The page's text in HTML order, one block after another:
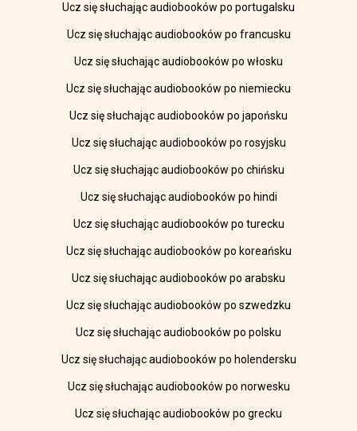
Ucz się słuchając audiobooków po portugalsku
Ucz się słuchając audiobooków po francusku
Ucz się słuchając audiobooków po włosku
Ucz się słuchając audiobooków po niemiecku
Ucz się słuchając audiobooków po japońsku
Ucz się słuchając audiobooków po rosyjsku
Ucz się słuchając audiobooków po chińsku
Ucz się słuchając audiobooków po hindi
Ucz się słuchając audiobooków po turecku
Ucz się słuchając audiobooków po koreańsku
Ucz się słuchając audiobooków po arabsku
Ucz się słuchając audiobooków po szwedzku
Ucz się słuchając audiobooków po polsku
Ucz się słuchając audiobooków po holendersku
Ucz się słuchając audiobooków po norwesku
Ucz się słuchając audiobooków po grecku